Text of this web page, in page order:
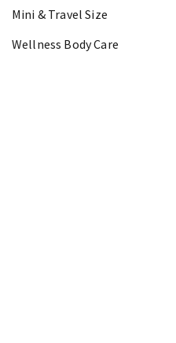
Mini & Travel Size
Wellness Body Care